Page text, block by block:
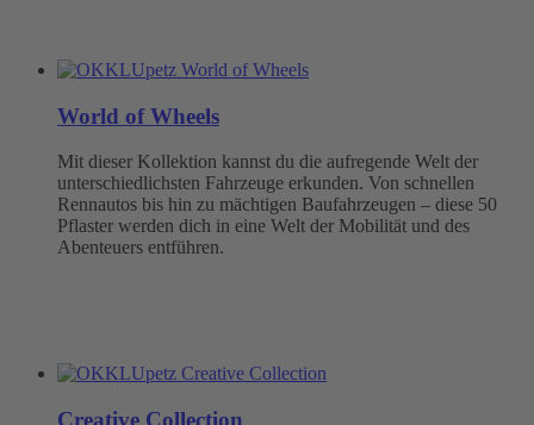
World of Wheels
Mit dieser Kollektion kannst du die aufregende Welt der
unterschiedlichsten Fahrzeuge erkunden. Von schnellen
Rennautos bis hin zu mächtigen Baufahrzeugen – diese 50
Pflaster werden dich in eine Welt der Mobilität und des
Abenteuers entführen.
Creative Collection